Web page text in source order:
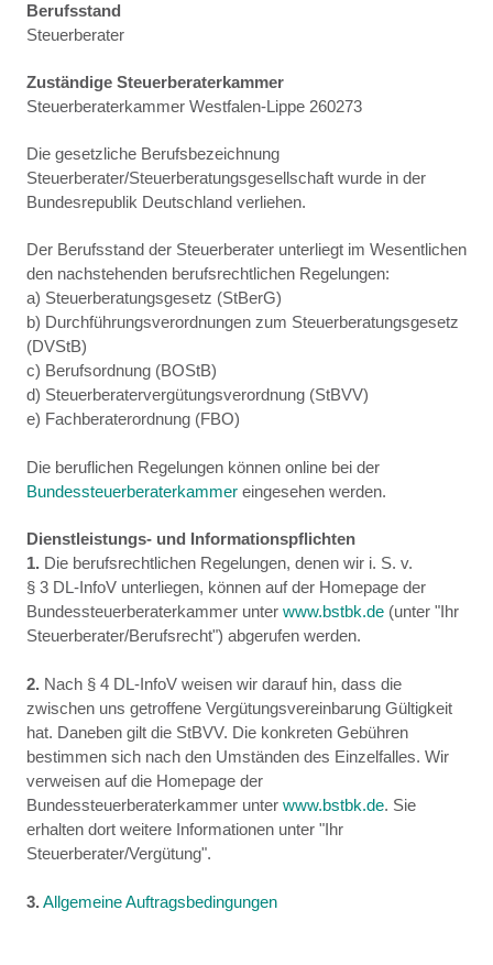
Berufsstand
Steuerberater
Zuständige Steuerberaterkammer
Steuerberaterkammer Westfalen-Lippe 260273
Die gesetzliche Berufsbezeichnung
Steuerberater/Steuerberatungsgesellschaft wurde in der
Bundesrepublik Deutschland verliehen.
Der Berufsstand der Steuerberater unterliegt im Wesentlichen
den nachstehenden berufsrechtlichen Regelungen:
a) Steuerberatungsgesetz (StBerG)
b) Durchführungsverordnungen zum Steuerberatungsgesetz
(DVStB)
c) Berufsordnung (BOStB)
d) Steuerberatervergütungsverordnung (StBVV)
e) Fachberaterordnung (FBO)
Die beruflichen Regelungen können online bei der
Bundessteuerberaterkammer eingesehen werden.
Dienstleistungs- und Informationspflichten
1. Die berufsrechtlichen Regelungen, denen wir i. S. v.
§ 3 DL-InfoV unterliegen, können auf der Homepage der
Bundessteuerberaterkammer unter www.bstbk.de (unter "Ihr
Steuerberater/Berufsrecht") abgerufen werden.
2. Nach § 4 DL-InfoV weisen wir darauf hin, dass die
zwischen uns getroffene Vergütungsvereinbarung Gültigkeit
hat. Daneben gilt die StBVV. Die konkreten Gebühren
bestimmen sich nach den Umständen des Einzelfalles. Wir
verweisen auf die Homepage der
Bundessteuerberaterkammer unter www.bstbk.de. Sie
erhalten dort weitere Informationen unter "Ihr
Steuerberater/Vergütung".
3.Allgemeine Auftragsbedingungen